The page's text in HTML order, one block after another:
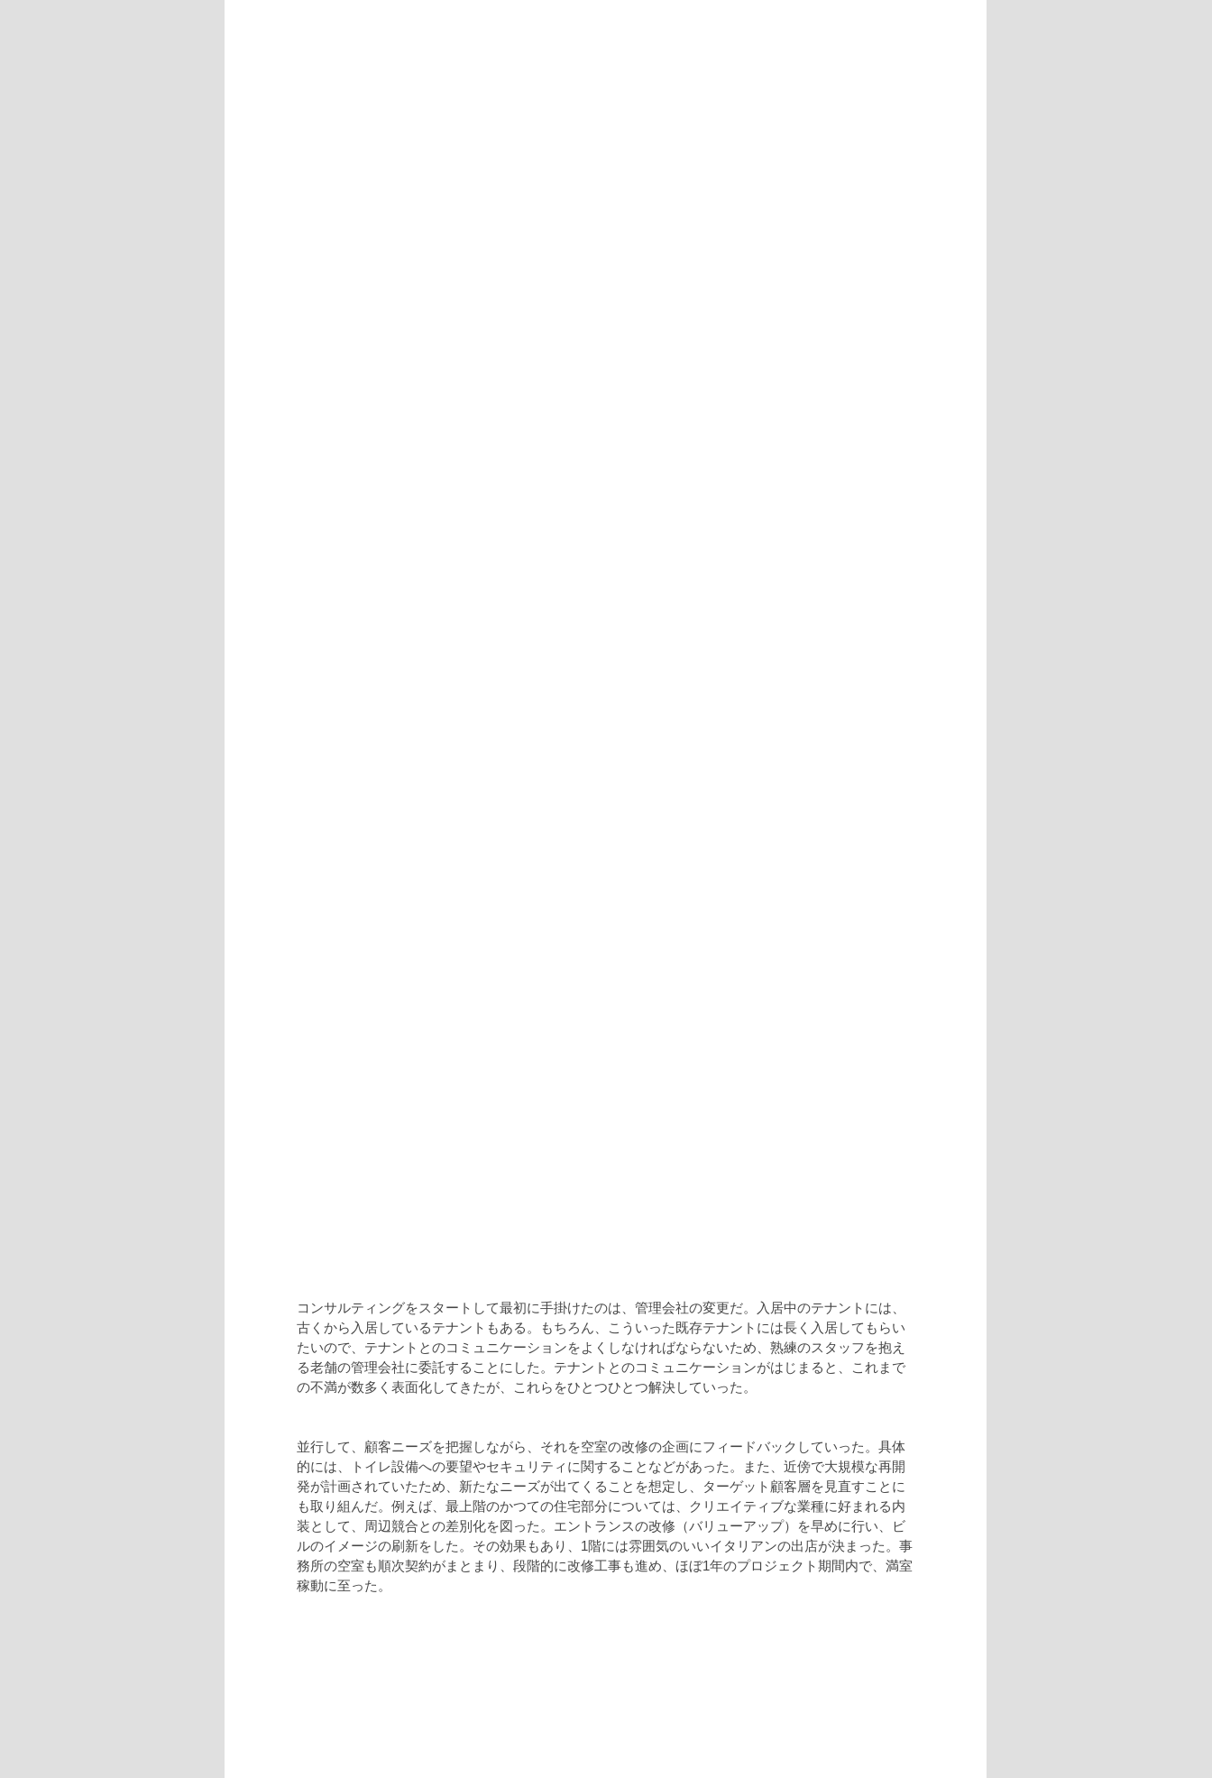
コンサルティングをスタートして最初に手掛けたのは、管理会社の変更だ。入居中のテナントには、
古くから入居しているテナントもある。もちろん、こういった既存テナントには長く入居してもらい
たいので、テナントとのコミュニケーションをよくしなければならないため、熟練のスタッフを抱え
る老舗の管理会社に委託することにした。テナントとのコミュニケーションがはじまると、これまで
の不満が数多く表面化してきたが、これらをひとつひとつ解決していった。
並行して、顧客ニーズを把握しながら、それを空室の改修の企画にフィードバックしていった。具体
的には、トイレ設備への要望やセキュリティに関することなどがあった。また、近傍で大規模な再開
発が計画されていたため、新たなニーズが出てくることを想定し、ターゲット顧客層を見直すことに
も取り組んだ。例えば、最上階のかつての住宅部分については、クリエイティブな業種に好まれる内
装として、周辺競合との差別化を図った。エントランスの改修（バリューアップ）を早めに行い、ビ
ルのイメージの刷新をした。その効果もあり、1階には雰囲気のいいイタリアンの出店が決まった。事
務所の空室も順次契約がまとまり、段階的に改修工事も進め、ほぼ1年のプロジェクト期間内で、満室
稼動に至った。